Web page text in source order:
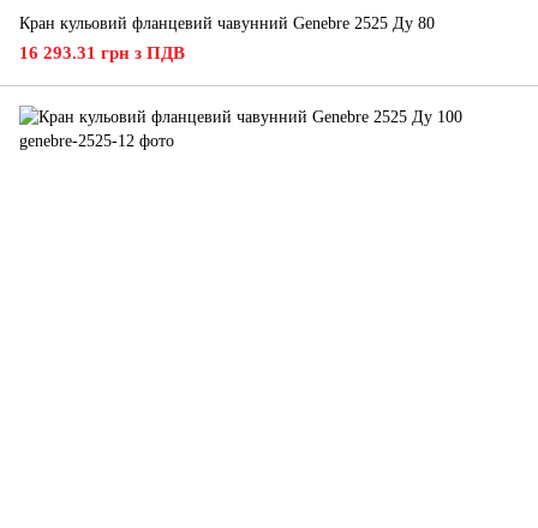
Кран кульовий фланцевий чавунний Genebre 2525 Ду 80
16 293.31 грн з ПДВ